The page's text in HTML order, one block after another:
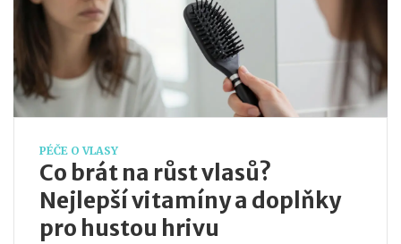
PÉČE O VLASY
Co brát na růst vlasů?
Nejlepší vitamíny a doplňky
pro hustou hrivu